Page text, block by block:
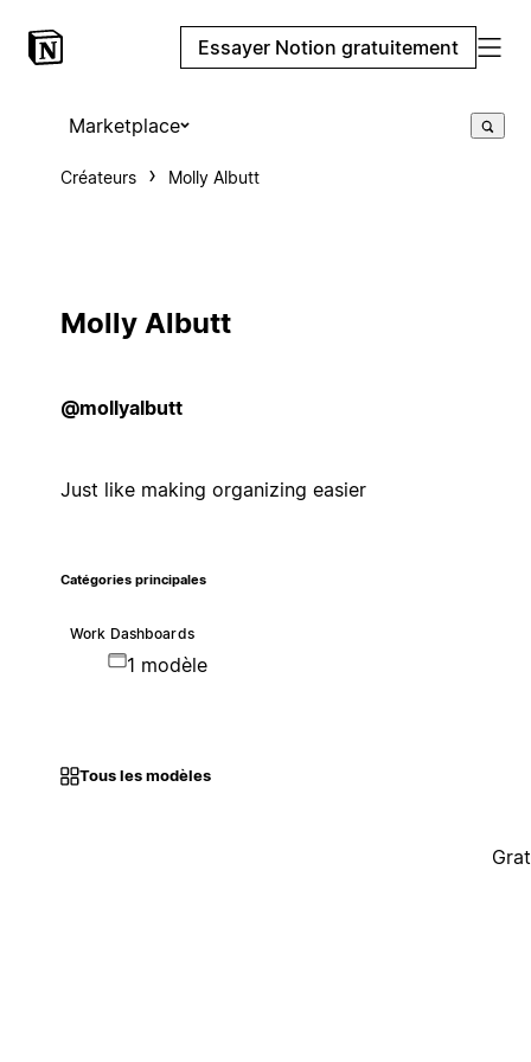
Essayer Notion gratuitement
Marketplace
Créateurs Molly Albutt
Molly Albutt
@mollyalbutt
Just like making organizing easier
Catégories principales
Work Dashboards
1 modèle
Tous les modèles